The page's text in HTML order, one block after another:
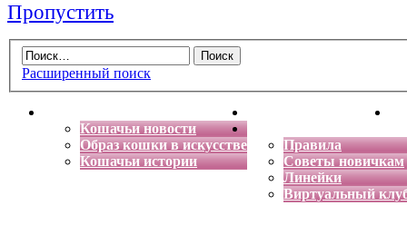
Пропустить
Расширенный поиск
Кошачьи новости
Образ кошки в искусстве
Кошачьи истории
Энциклопедия кошек
Правила
Советы новичкам
Линейки
Виртуальный